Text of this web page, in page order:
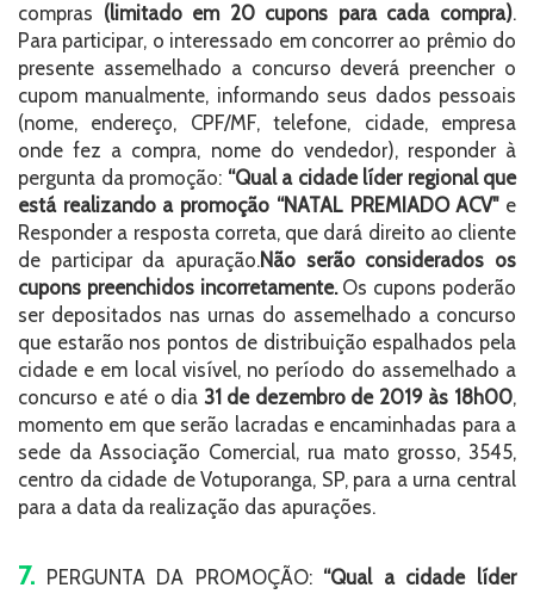
compras (limitado em 20 cupons para cada compra).
Para participar, o interessado em concorrer ao prêmio do
presente assemelhado a concurso deverá preencher o
cupom manualmente, informando seus dados pessoais
(nome, endereço, CPF/MF, telefone, cidade, empresa
onde fez a compra, nome do vendedor), responder à
pergunta da promoção: “Qual a cidade líder regional que
está realizando a promoção “NATAL PREMIADO ACV" e
Responder a resposta correta, que dará direito ao cliente
de participar da apuração.Não serão considerados os
cupons preenchidos incorretamente.Os cupons poderão
ser depositados nas urnas do assemelhado a concurso
que estarão nos pontos de distribuição espalhados pela
cidade e em local visível, no período do assemelhado a
concurso e até o dia 31 de dezembro de 2019 às 18h00,
momento em que serão lacradas e encaminhadas para a
sede da Associação Comercial, rua mato grosso, 3545,
centro da cidade de Votuporanga, SP, para a urna central
para a data da realização das apurações.
7. PERGUNTA DA PROMOÇÃO: “Qual a cidade líder